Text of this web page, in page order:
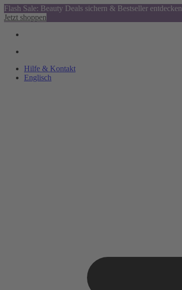
Flash Sale: Beauty Deals sichern & Bestseller entdecken
Jetzt shoppen
Hilfe & Kontakt
Englisch